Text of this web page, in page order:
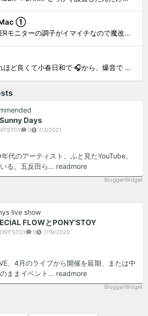
①
お店のACERモニターの調子がイマイチなので魔改造したiMacと入れ替え 外は豪雨、何処へも行かない火曜。 コツコツ作業スタートです!!! CHK!!! 何年かぶりにモニターを降ろした。 配線がぐちゃぐちゃ😂 要らないケーブルなど、使っていない部材などなど片付けて、拭き掃除w。...
天気がこれほど良くて小春日和で 🎧から、爆音で この曲しかない。 ループ・リピート再生。 CHK!!! ちなみに自分。 60歳になったら、この色でW114 乗っていたいですね。 罪と罰 PV このミュージック・ビデオ「罪と罰」は"自分のクルマを切る"というコ...
Days
0 7/3/2021
代のアーティスト、ふと見たYouTube。
る。五反田ら... readmore
BloggerWidget
live show
FLOWとPONY'STOY
0 7/19/2020
、4月のライブから開催を延期、または中
ままイベント... readmore
BloggerWidget